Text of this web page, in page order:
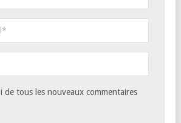
de tous les nouveaux commentaires